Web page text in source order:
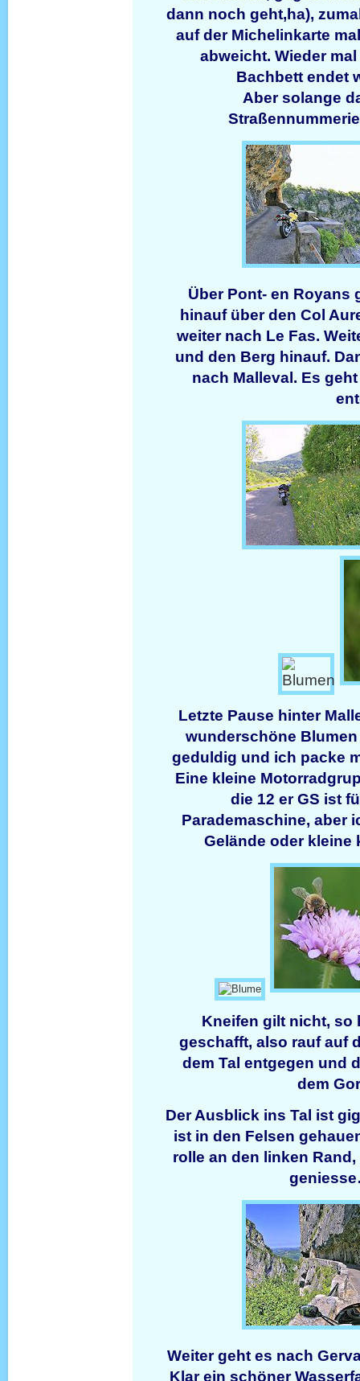
dann noch geht,ha),
auf der Michelinkarte
abweicht. Wieder
Bachbett endet
Aber solange
Über Pont- en Royans
hinauf über den Col
weiter nach Le Fas.
und den Berg hinauf.
nach Malleval. Es
Letzte Pause hinter
wunderschöne
geduldig und ich packe
Eine kleine
die 12 er GS ist
Parademaschine, aber
Gelände oder
Kneifen gilt nicht, so
geschafft, also rauf auf
dem Tal entgegen und
dem
Der Ausblick ins Tal ist
ist in den Felsen
rolle an den linken
Weiter geht es nach
Klar ein schöner